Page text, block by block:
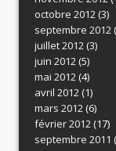
octobre 2012(3)
septembre 2012
juillet 2012(3)
juin 2012(5)
mai 2012(4)
avril 2012(1)
mars 2012(6)
février 2012(17)
septembre 2011